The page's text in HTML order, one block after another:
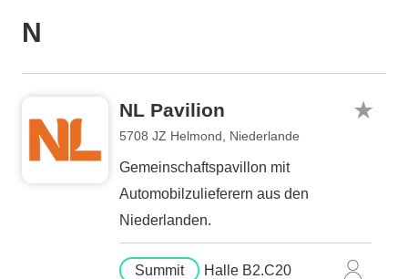
N
NL Pavilion
5708 JZ Helmond, Niederlande
Gemeinschaftspavillon mit
Automobilzulieferern aus den
Niederlanden.
Summit Halle B2.C20